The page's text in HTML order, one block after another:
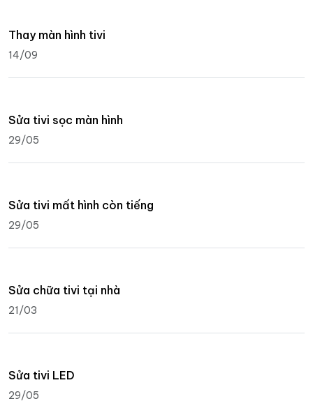
Sửa tivi giá rẻ
27/05
Thay thế linh kiện tivi
14/09
Thay màn hình tivi
14/09
Sửa tivi sọc màn hình
29/05
Sửa tivi mất hình còn tiếng
29/05